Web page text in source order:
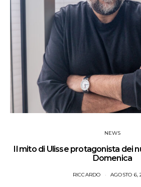
NEWS
Il mito di Ulisse protagonista dei
Domenica
RICCARDO AGOSTO 6,